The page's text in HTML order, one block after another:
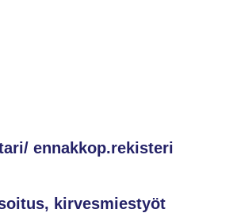
ennakkop.rekisteri
kirvesmiestyöt